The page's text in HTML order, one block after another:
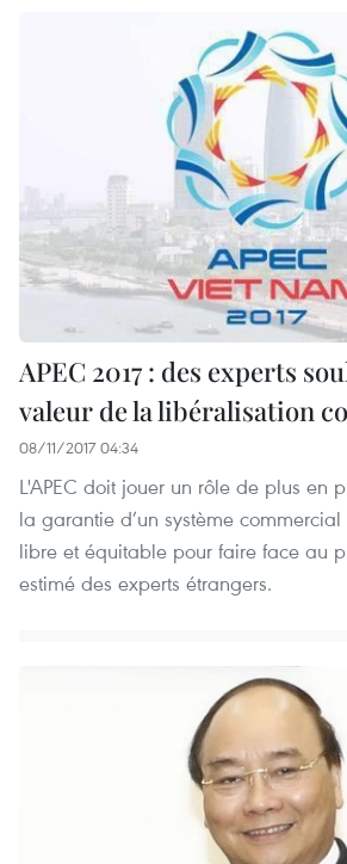
APEC 2017 : des experts
valeur de la libéralisation
08/11/2017 04:34
L'APEC doit jouer un rôle de plus en
la garantie d’un système
libre et équitable pour faire face au
estimé des experts étrangers.